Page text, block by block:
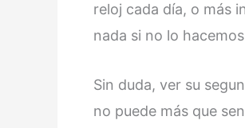
reloj cada día, o más
nada si no lo
Sin duda, ver su
no puede más que